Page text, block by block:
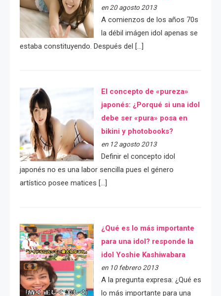
en 20 agosto 2013
A comienzos de los años 70s
la débil imágen idol apenas se
estaba constituyendo. Después del […]
El concepto de «pureza»
japonés: ¿Porqué si una idol
debe ser «pura» posa en
bikini y photobooks?
en 12 agosto 2013
Definir el concepto idol
japonés no es una labor sencilla pues el género
artístico posee matices […]
¿Qué es lo más importante
para una idol? responde la
idol Yoshie Kashiwabara
en 10 febrero 2013
A la pregunta expresa: ¿Qué es
lo más importante para una